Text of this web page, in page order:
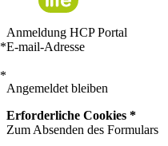
Anmeldung HCP Portal
*E-mail-Adresse
*
Angemeldet bleiben
Erforderliche Cookies *
Zum Absenden des Formulars